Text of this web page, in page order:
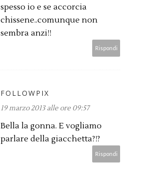
spesso io e se accorcia
chissene..comunque non
sembra anzi!!
Rispondi
FOLLOWPIX
19 marzo 2013 alle ore 09:57
Bella la gonna. E vogliamo
parlare della giacchetta?!?
Rispondi